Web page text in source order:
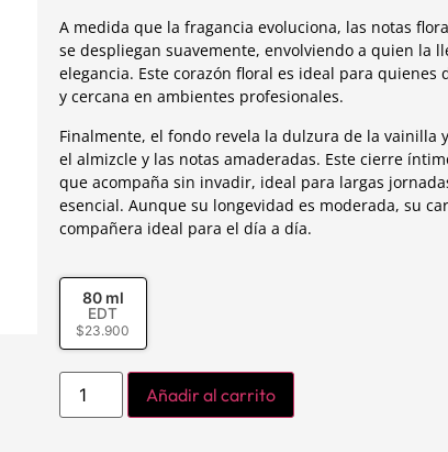
A medida que la fragancia evoluciona, las notas
se despliegan suavemente, envolviendo a quien la
elegancia. Este corazón floral es ideal para
y cercana en ambientes profesionales.
Finalmente, el fondo revela la dulzura de la vainilla
el almizcle y las notas amaderadas. Este cierre
que acompaña sin invadir, ideal para largas
esencial. Aunque su longevidad es moderada, su
compañera ideal para el día a día.
80 ml
EDT
$23.900
Añadir al carrito